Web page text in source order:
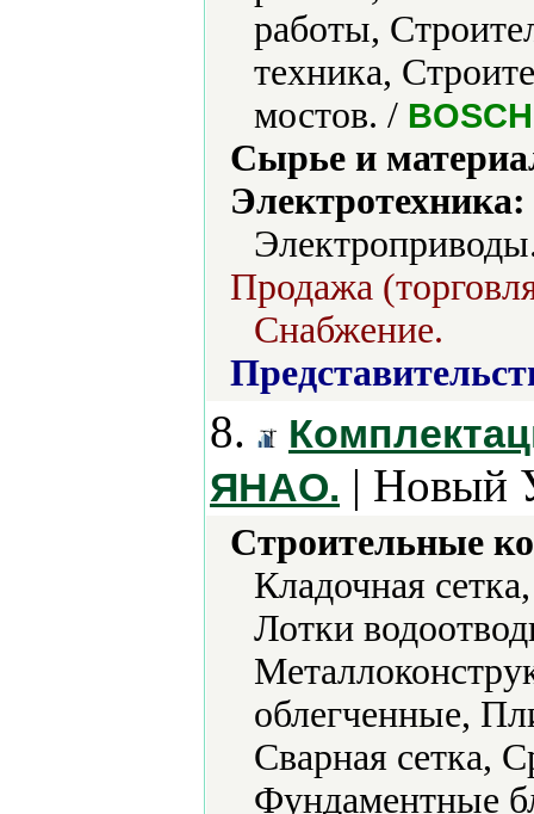
работы,
техника,
мостов. /
Сырье и
Электротехника:
Продажа
Снабжение.
8.
ЯНАО. | Новый
Строительные
Кладочная
Лотки
облегченные,
Сварная сетка,
Фундаментные